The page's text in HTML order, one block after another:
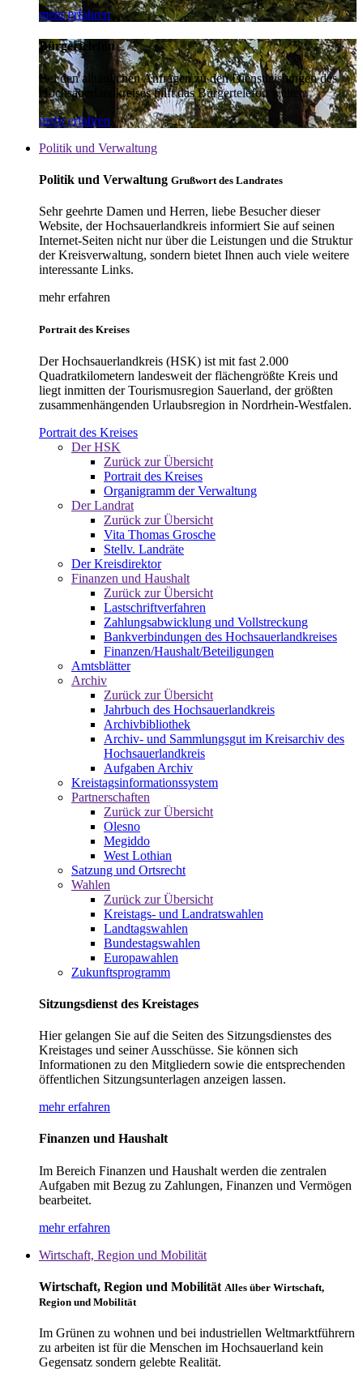
mehr erfahren
Bürgertelefon
Bei den alltäglichen Anfragen zu den Dienstleistungen des
Hochsauerlandkreises hilft das Bürgertelefon weiter.
mehr erfahren
Politik und Verwaltung
Politik und Verwaltung Grußwort des Landrates
Sehr geehrte Damen und Herren, liebe Besucher dieser
Website, der Hochsauerlandkreis informiert Sie auf seinen
Internet-Seiten nicht nur über die Leistungen und die Struktur
der Kreisverwaltung, sondern bietet Ihnen auch viele weitere
interessante Links.
mehr erfahren
Portrait des Kreises
Der Hochsauerlandkreis (HSK) ist mit fast 2.000
Quadratkilometern landesweit der flächengrößte Kreis und
liegt inmitten der Tourismusregion Sauerland, der größten
zusammenhängenden Urlaubsregion in Nordrhein-Westfalen.
Portrait des Kreises
Der HSK
Zurück zur Übersicht
Portrait des Kreises
Organigramm der Verwaltung
Der Landrat
Zurück zur Übersicht
Vita Thomas Grosche
Stellv. Landräte
Der Kreisdirektor
Finanzen und Haushalt
Zurück zur Übersicht
Lastschriftverfahren
Zahlungsabwicklung und Vollstreckung
Bankverbindungen des Hochsauerlandkreises
Finanzen/Haushalt/Beteiligungen
Amtsblätter
Archiv
Zurück zur Übersicht
Jahrbuch des Hochsauerlandkreis
Archivbibliothek
Archiv- und Sammlungsgut im Kreisarchiv des
Hochsauerlandkreis
Aufgaben Archiv
Kreistagsinformationssystem
Partnerschaften
Zurück zur Übersicht
Olesno
Megiddo
West Lothian
Satzung und Ortsrecht
Wahlen
Zurück zur Übersicht
Kreistags- und Landratswahlen
Landtagswahlen
Bundestagswahlen
Europawahlen
Zukunftsprogramm
Sitzungsdienst des Kreistages
Hier gelangen Sie auf die Seiten des Sitzungsdienstes des
Kreistages und seiner Ausschüsse. Sie können sich
Informationen zu den Mitgliedern sowie die entsprechenden
öffentlichen Sitzungsunterlagen anzeigen lassen.
mehr erfahren
Finanzen und Haushalt
Im Bereich Finanzen und Haushalt werden die zentralen
Aufgaben mit Bezug zu Zahlungen, Finanzen und Vermögen
bearbeitet.
mehr erfahren
Wirtschaft, Region und Mobilität
Wirtschaft, Region und Mobilität Alles über Wirtschaft,
Region und Mobilität
Im Grünen zu wohnen und bei industriellen Weltmarktführern
zu arbeiten ist für die Menschen im Hochsauerland kein
Gegensatz sondern gelebte Realität.